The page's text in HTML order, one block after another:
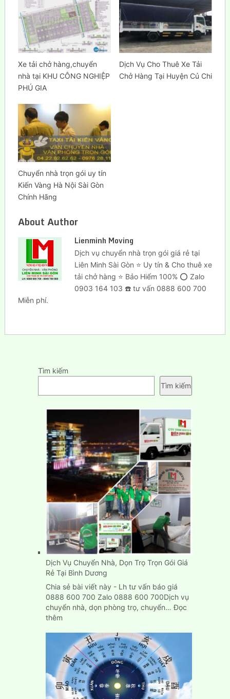
Xe tải chở hàng,chuyển
nhà tại KHU CÔNG NGHIỆP
PHÚ GIA
Dịch Vụ Cho Thuê Xe Tải
Chở Hàng Tại Huyện Củ Chi
Chuyển nhà trọn gói uy tín
Kiến Vàng Hà Nội Sài Gòn
Chính Hãng
About Author
Lienminh Moving
Dịch vụ chuyển nhà trọn gói giá rẻ tại
Liên Minh Sài Gòn ⭐ Uy tín & Cho thuê xe
tải chở hàng ⭐ Bảo Hiểm 100% ⭕ Zalo
0903 164 103 ☎️ tư vấn 0888 600 700
Miễn phí.
Tìm kiếm
Tìm kiếm
Dịch Vụ Chuyển Nhà, Dọn Trọ Trọn Gói Giá
Rẻ Tại Bình Dương
Chia sẻ bài viết này - Lh tư vấn báo giá
0888 600 700 Zalo 0888 600 700Dịch vụ
chuyển nhà, dọn phòng trọ, chuyển…Đọc
thêm:
Chuyển
Nhà,
Dọn
Trọ
Trọn